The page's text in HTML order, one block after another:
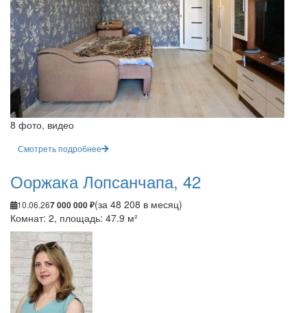
8 фото, видео
Смотреть подробнее
Ооржака Лопсанчапа, 42
10.06.267 000 000 ₽(за 48 208 в месяц)
Комнат: 2, площадь: 47.9 м²